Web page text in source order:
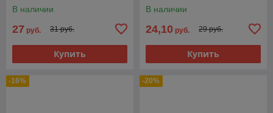
В наличии
27 руб. 31 руб.
Купить
В наличии
24,10 руб. 29 руб.
Купить
-16% -20%